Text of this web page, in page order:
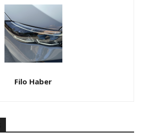
Filo Haber